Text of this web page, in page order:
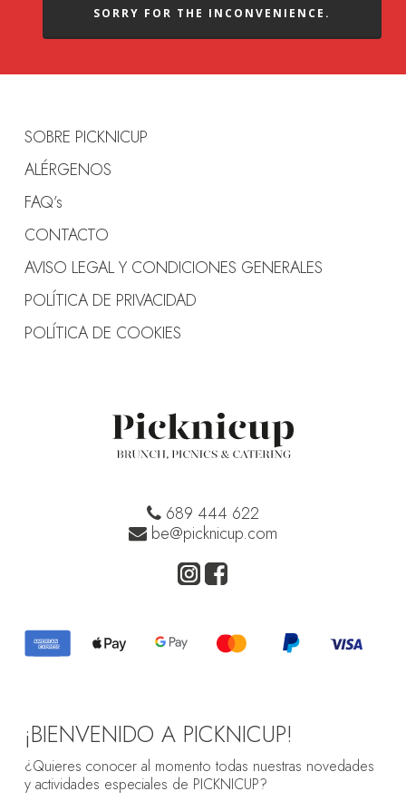
SORRY FOR THE INCONVENIENCE.
SOBRE PICKNICUP
ALÉRGENOS
FAQ’s
CONTACTO
AVISO LEGAL Y CONDICIONES GENERALES
POLÍTICA DE PRIVACIDAD
POLÍTICA DE COOKIES
689 444 622
be@picknicup.com
¡BIENVENIDO A PICKNICUP!
¿Quieres conocer al momento todas nuestras novedades
y actividades especiales de PICKNICUP?